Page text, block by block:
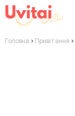
Головна > Привітання >